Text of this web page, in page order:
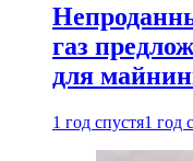
газ
для
1 год спустя1 год